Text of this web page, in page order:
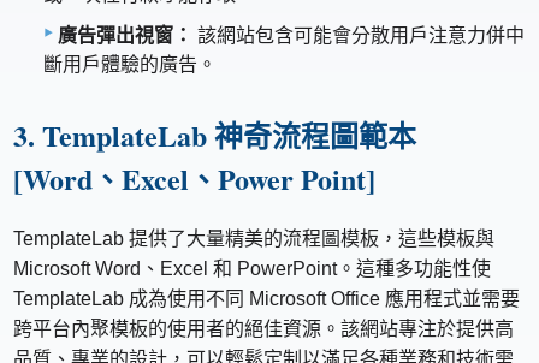
廣告彈出視窗： 該網站包含可能會分散用戶注意力併中
斷用戶體驗的廣告。
3. TemplateLab 神奇流程圖範本
[Word、Excel、Power Point]
TemplateLab 提供了大量精美的流程圖模板，這些模板與
Microsoft Word、Excel 和 PowerPoint。這種多功能性使
TemplateLab 成為使用不同 Microsoft Office 應用程式並需要
跨平台內聚模板的使用者的絕佳資源。該網站專注於提供高
品質、專業的設計，可以輕鬆定制以滿足各種業務和技術需